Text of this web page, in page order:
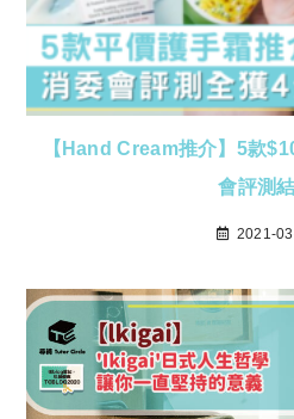
【Hand Cream推介】5款
會評測
2021-